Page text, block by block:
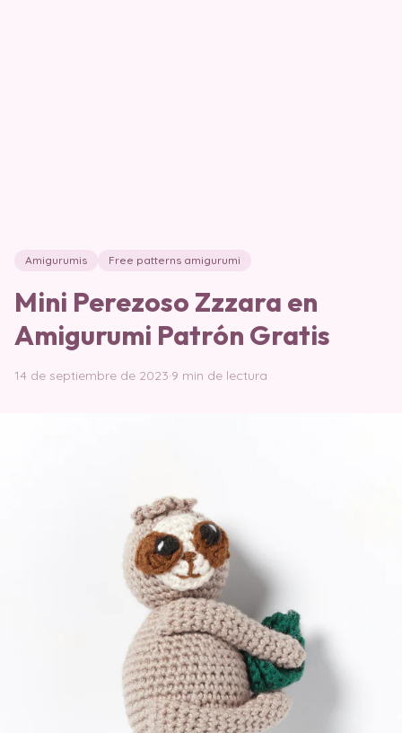
Amigurumis Free patterns amigurumi
Mini Perezoso Zzzara en
Amigurumi Patrón Gratis
14 de septiembre de 2023·9 min de lectura